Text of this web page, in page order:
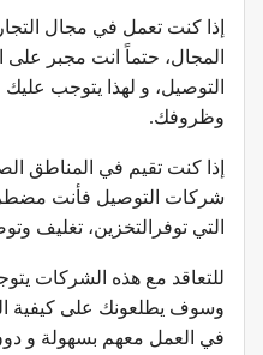
إذا كنت تعمل في مجال
المجال، حتماً انت مجبر
التوصيل، و لهذا يتوجب
وظروفك.
إذا كنت تقيم في المناطق
شركات التوصيل فأنت
التي توفرالتخزين، تغليف
للتعاقد مع هذه الشركات
وسوف يطلعونك على كيفية
في العمل معهم بسهولة و دون